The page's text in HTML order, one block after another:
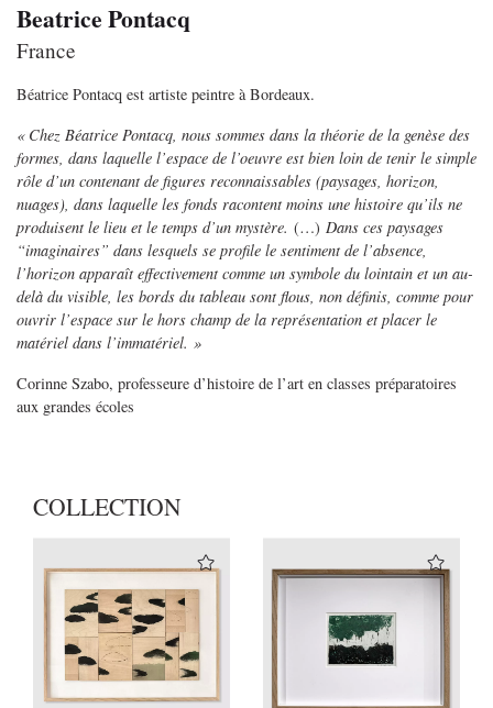
Beatrice Pontacq
France
Béatrice Pontacq est artiste peintre à Bordeaux.
« Chez Béatrice Pontacq, nous sommes dans la théorie de la genèse des
formes, dans laquelle l’espace de l’oeuvre est bien loin de tenir le simple
rôle d’un contenant de figures reconnaissables (paysages, horizon,
nuages), dans laquelle les fonds racontent moins une histoire qu’ils ne
produisent le lieu et le temps d’un mystère. (…) Dans ces paysages
“imaginaires” dans lesquels se profile le sentiment de l’absence,
l’horizon apparaît effectivement comme un symbole du lointain et un au-
delà du visible, les bords du tableau sont flous, non définis, comme pour
ouvrir l’espace sur le hors champ de la représentation et placer le
matériel dans l’immatériel. »
Corinne Szabo, professeure d’histoire de l’art en classes préparatoires
aux grandes écoles
COLLECTION